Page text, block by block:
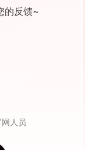
，鲸鸿动能联合
拉斯海马打造全
枢纽，鲸鸿动能
事，吸引了近千
大会（中东非地
场的联系。
的反馈~
人员